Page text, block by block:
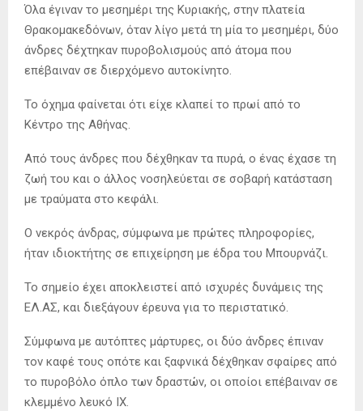
Όλα έγιναν το μεσημέρι της Κυριακής, στην πλατεία
Θρακομακεδόνων, όταν λίγο μετά τη μία το μεσημέρι, δύο
άνδρες δέχτηκαν πυροβολισμούς από άτομα που
επέβαιναν σε διερχόμενο αυτοκίνητο.
Το όχημα φαίνεται ότι είχε κλαπεί το πρωί από το
Κέντρο της Αθήνας.
Από τους άνδρες που δέχθηκαν τα πυρά, ο ένας έχασε τη
ζωή του και ο άλλος νοσηλεύεται σε σοβαρή κατάσταση
με τραύματα στο κεφάλι.
Ο νεκρός άνδρας, σύμφωνα με πρώτες πληροφορίες,
ήταν ιδιοκτήτης σε επιχείρηση με έδρα του Μπουρνάζι.
Το σημείο έχει αποκλειστεί από ισχυρές δυνάμεις της
ΕΛ.ΑΣ, και διεξάγουν έρευνα για το περιστατικό.
Σύμφωνα με αυτόπτες μάρτυρες, οι δύο άνδρες έπιναν
τον καφέ τους οπότε και ξαφνικά δέχθηκαν σφαίρες από
το πυροβόλο όπλο των δραστών, οι οποίοι επέβαιναν σε
κλεμμένο λευκό ΙΧ.